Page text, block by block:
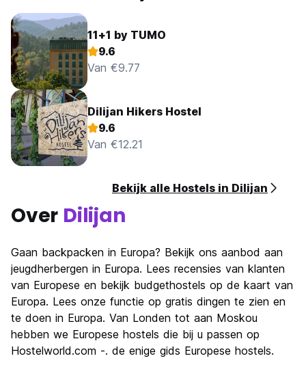
11+1 by TUMO
9.6
Van €9.77
Dilijan Hikers Hostel
9.6
Van €12.21
Bekijk alle Hostels in Dilijan
Over Dilijan
Gaan backpacken in Europa? Bekijk ons ​​aanbod aan
jeugdherbergen in Europa. Lees recensies van klanten
van Europese en bekijk budgethostels op de kaart van
Europa. Lees onze functie op gratis dingen te zien en
te doen in Europa. Van Londen tot aan Moskou
hebben we Europese hostels die bij u passen op
Hostelworld.com -. de enige gids Europese hostels.